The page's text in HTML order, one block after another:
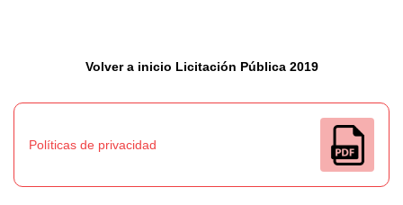
Volver a inicio Licitación Pública 2019
Políticas de privacidad